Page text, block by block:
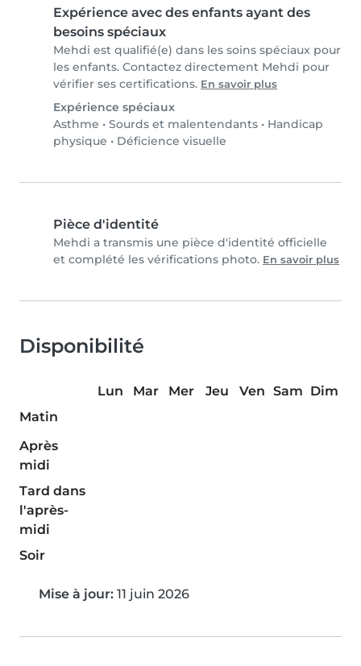
Expérience avec des enfants ayant des
besoins spéciaux
Mehdi est qualifié(e) dans les soins spéciaux pour
les enfants. Contactez directement Mehdi pour
vérifier ses certifications. En savoir plus
Expérience spéciaux
Asthme • Sourds et malentendants • Handicap
physique • Déficience visuelle
Pièce d'identité
Mehdi a transmis une pièce d'identité officielle
et complété les vérifications photo. En savoir plus
Disponibilité
Lun Mar Mer Jeu Ven Sam Dim
Matin
Après
midi
Tard dans
l'après-
midi
Soir
Mise à jour: 11 juin 2026